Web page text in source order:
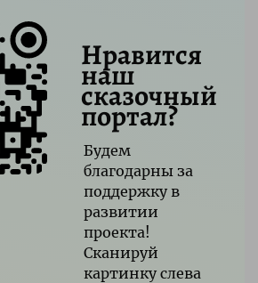
Нравится
наш
сказочный
портал?
Будем
благодарны за
поддержку в
развитии
проекта!
Сканируй
картинку слева